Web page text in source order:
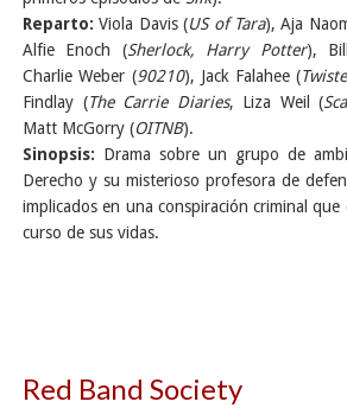
Reparto:Viola Davis (US of Tara), Aja
Alfie Enoch (Sherlock, Harry Potter),
Charlie Weber (90210), Jack Falahee (
Findlay (The Carrie Diaries, Liza Weil (
Matt McGorry (OITNB).
Sinopsis: Drama sobre un grupo de
Derecho y su misterioso profesora de
implicados en una conspiración criminal que
curso de sus vidas.
Red Band Society